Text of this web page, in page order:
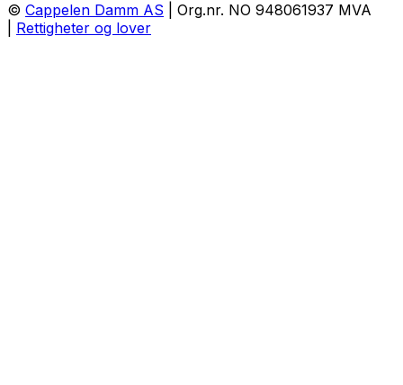
© Cappelen Damm AS | Org.nr. NO 948061937 MVA
Rettigheter og lover